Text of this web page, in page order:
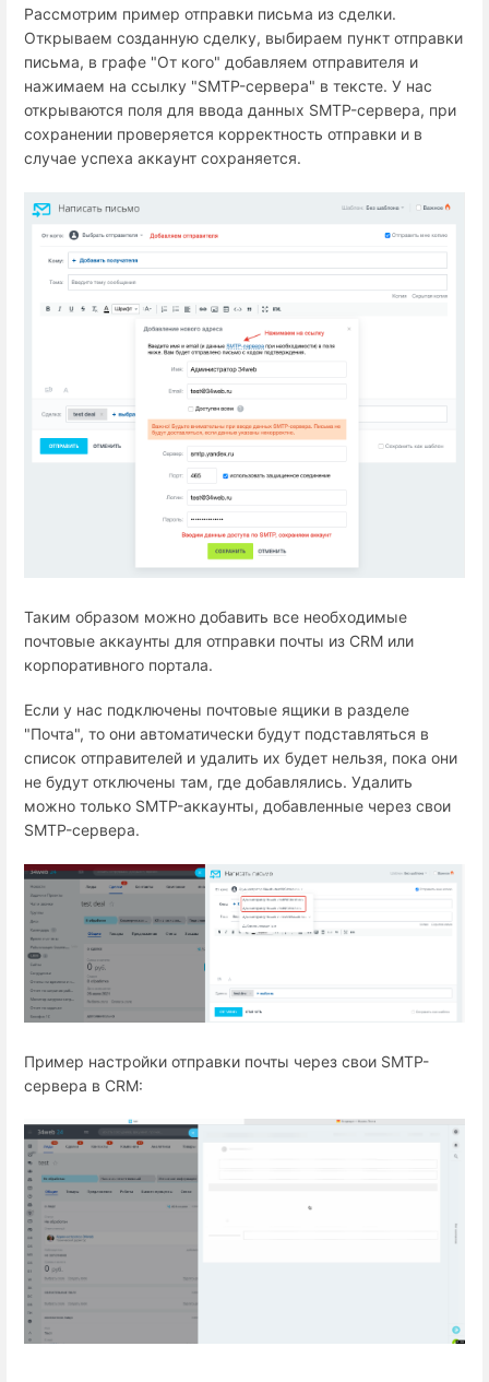
Рассмотрим пример отправки письма из сделки.
Открываем созданную сделку, выбираем пункт отправки
письма, в графе "От кого" добавляем отправителя и
нажимаем на ссылку "SMTP-сервера" в тексте. У нас
открываются поля для ввода данных SMTP-сервера, при
сохранении проверяется корректность отправки и в
случае успеха аккаунт сохраняется.
Таким образом можно добавить все необходимые
почтовые аккаунты для отправки почты из CRM или
корпоративного портала.
Если у нас подключены почтовые ящики в разделе
"Почта", то они автоматически будут подставляться в
список отправителей и удалить их будет нельзя, пока они
не будут отключены там, где добавлялись. Удалить
можно только SMTP-аккаунты, добавленные через свои
SMTP-сервера.
Пример настройки отправки почты через свои SMTP-
сервера в CRM: